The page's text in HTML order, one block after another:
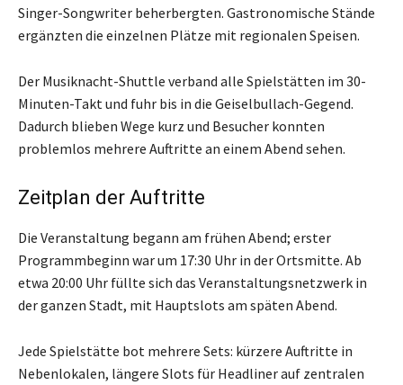
Singer-Songwriter beherbergten. Gastronomische Stände
ergänzten die einzelnen Plätze mit regionalen Speisen.
Der Musiknacht-Shuttle verband alle Spielstätten im 30-
Minuten-Takt und fuhr bis in die Geiselbullach-Gegend.
Dadurch blieben Wege kurz und Besucher konnten
problemlos mehrere Auftritte an einem Abend sehen.
Zeitplan der Auftritte
Die Veranstaltung begann am frühen Abend; erster
Programmbeginn war um 17:30 Uhr in der Ortsmitte. Ab
etwa 20:00 Uhr füllte sich das Veranstaltungsnetzwerk in
der ganzen Stadt, mit Hauptslots am späten Abend.
Jede Spielstätte bot mehrere Sets: kürzere Auftritte in
Nebenlokalen, längere Slots für Headliner auf zentralen